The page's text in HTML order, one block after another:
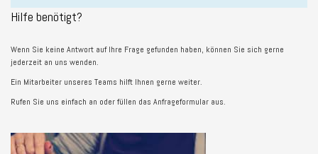
Hilfe benötigt?
Wenn Sie keine Antwort auf Ihre Frage gefunden haben, können Sie sich gerne
jederzeit an uns wenden.
Ein Mitarbeiter unseres Teams hilft Ihnen gerne weiter.
Rufen Sie uns einfach an oder füllen das Anfrageformular aus.